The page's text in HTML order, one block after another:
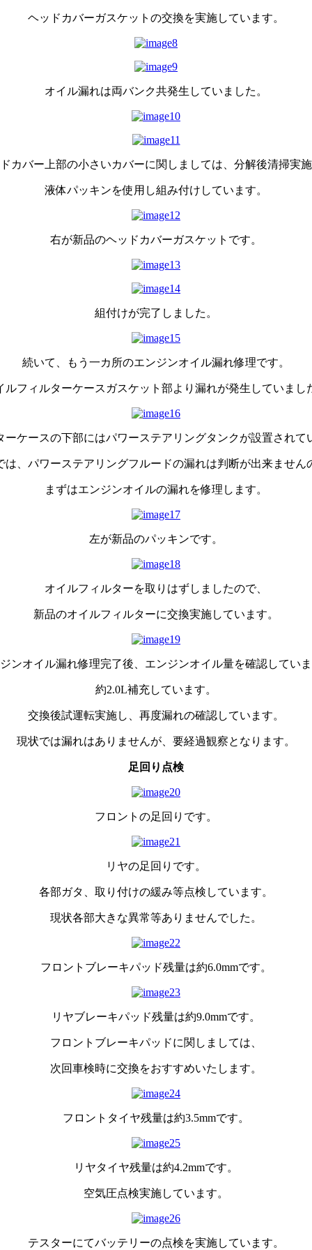
ヘッドカバーガスケットの交換を実施しています。
オイル漏れは両バンク共発生していました。
カバー上部の小さいカバーに関しましては、分解後清掃実
液体パッキンを使用し組み付けしています。
右が新品のヘッドカバーガスケットです。
組付けが完了しました。
続いて、もう一カ所のエンジンオイル漏れ修理です。
ルフィルターケースガスケット部より漏れが発生していまし
ーケースの下部にはパワーステアリングタンクが設置されて
は、パワーステアリングフルードの漏れは判断が出来ません
まずはエンジンオイルの漏れを修理します。
左が新品のパッキンです。
オイルフィルターを取りはずしましたので、
新品のオイルフィルターに交換実施しています。
ンオイル漏れ修理完了後、エンジンオイル量を確認してい
約2.0L補充しています。
交換後試運転実施し、再度漏れの確認しています。
現状では漏れはありませんが、要経過観察となります。
足回り点検
フロントの足回りです。
リヤの足回りです。
各部ガタ、取り付けの緩み等点検しています。
現状各部大きな異常等ありませんでした。
フロントブレーキパッド残量は約6.0mmです。
リヤブレーキパッド残量は約9.0mmです。
フロントブレーキパッドに関しましては、
次回車検時に交換をおすすめいたします。
フロントタイヤ残量は約3.5mmです。
リヤタイヤ残量は約4.2mmです。
空気圧点検実施しています。
テスターにてバッテリーの点検を実施しています。